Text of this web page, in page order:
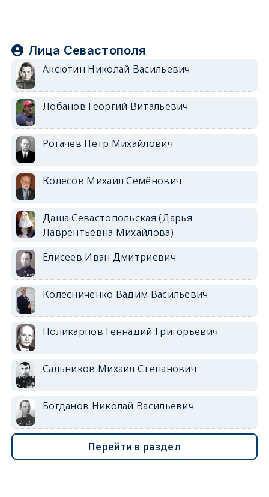
Лица Севастополя
Аксютин Николай Васильевич
Лобанов Георгий Витальевич
Рогачев Петр Михайлович
Колесов Михаил Семёнович
Даша Севастопольская (Дарья
Лаврентьевна Михайлова)
Елисеев Иван Дмитриевич
Колесниченко Вадим Васильевич
Поликарпов Геннадий Григорьевич
Сальников Михаил Степанович
Богданов Николай Васильевич
Перейти в раздел